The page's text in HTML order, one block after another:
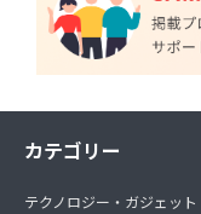
カテゴリー
テクノロジー・ガジェット